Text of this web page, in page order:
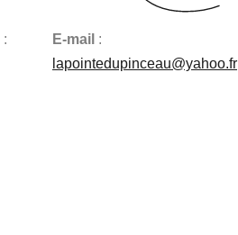
:
E-mail :
lapointedupinceau@yahoo.fr